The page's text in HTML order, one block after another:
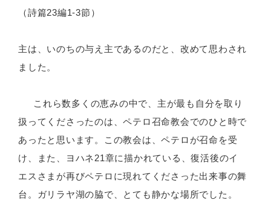
（詩篇23編1-3節）
主は、いのちの与え主であるのだと、改めて思わされ
ました。
これら数多くの恵みの中で、主が最も自分を取り
扱ってくださったのは、ペテロ召命教会でのひと時で
あったと思います。この教会は、ペテロが召命を受
け、また、ヨハネ21章に描かれている、復活後のイ
エスさまが再びペテロに現れてくださった出来事の舞
台。ガリラヤ湖の脇で、とても静かな場所でした。